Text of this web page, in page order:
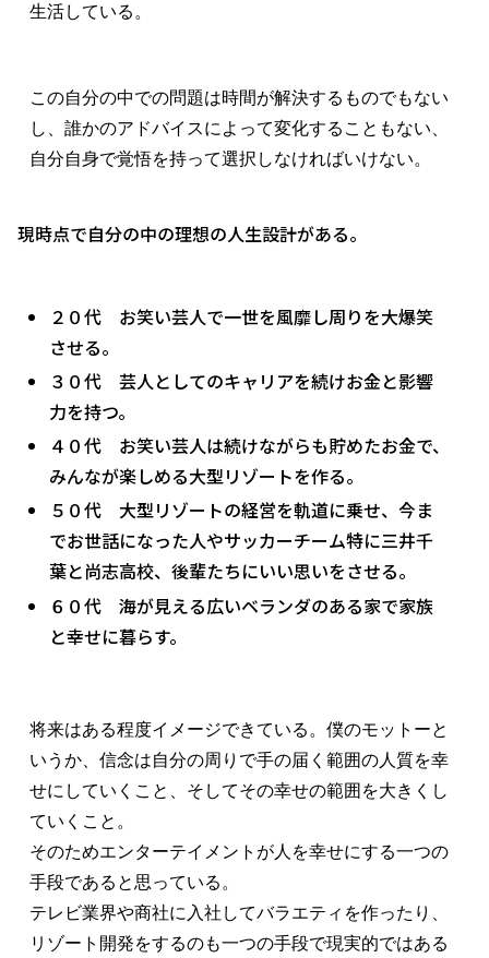
生活している。
この自分の中での問題は時間が解決するものでもない
し、誰かのアドバイスによって変化することもない、
自分自身で覚悟を持って選択しなければいけない。
現時点で自分の中の理想の人生設計がある。
２０代 お笑い芸人で一世を風靡し周りを大爆笑
させる。
３０代 芸人としてのキャリアを続けお金と影響
力を持つ。
４０代 お笑い芸人は続けながらも貯めたお金で、
みんなが楽しめる大型リゾートを作る。
５０代 大型リゾートの経営を軌道に乗せ、今ま
でお世話になった人やサッカーチーム特に三井千
葉と尚志高校、後輩たちにいい思いをさせる。
６０代 海が見える広いベランダのある家で家族
と幸せに暮らす。
将来はある程度イメージできている。僕のモットーと
いうか、信念は自分の周りで手の届く範囲の人質を幸
せにしていくこと、そしてその幸せの範囲を大きくし
ていくこと。
そのためエンターテイメントが人を幸せにする一つの
手段であると思っている。
テレビ業界や商社に入社してバラエティを作ったり、
リゾート開発をするのも一つの手段で現実的ではある